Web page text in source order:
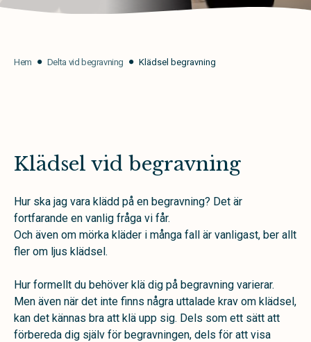
Hem Delta vid begravning Klädsel begravning
Klädsel vid begravning
Hur ska jag vara klädd på en begravning? Det är
fortfarande en vanlig fråga vi får.
Och även om mörka kläder i många fall är vanligast, ber allt
fler om ljus klädsel.
Hur formellt du behöver klä dig på begravning varierar.
Men även när det inte finns några uttalade krav om klädsel,
kan det kännas bra att klä upp sig. Dels som ett sätt att
förbereda dig själv för begravningen, dels för att visa